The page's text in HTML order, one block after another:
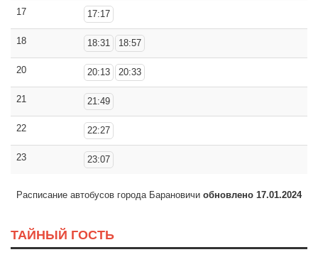
17 17:17
18 18:31 18:57
20 20:13 20:33
21 21:49
22 22:27
23 23:07
Расписание автобусов города Барановичи обновлено 17.01.2024
ТАЙНЫЙ ГОСТЬ